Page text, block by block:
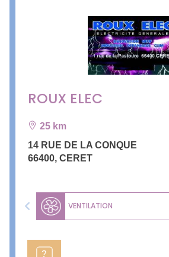
ROUX ELEC
25 km
14 RUE DE LA CONQUE
66400, CERET
VENTILATION
Previous